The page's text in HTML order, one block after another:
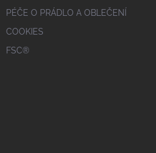
PÉČE O PRÁDLO A OBLEČENÍ
COOKIES
FSC®